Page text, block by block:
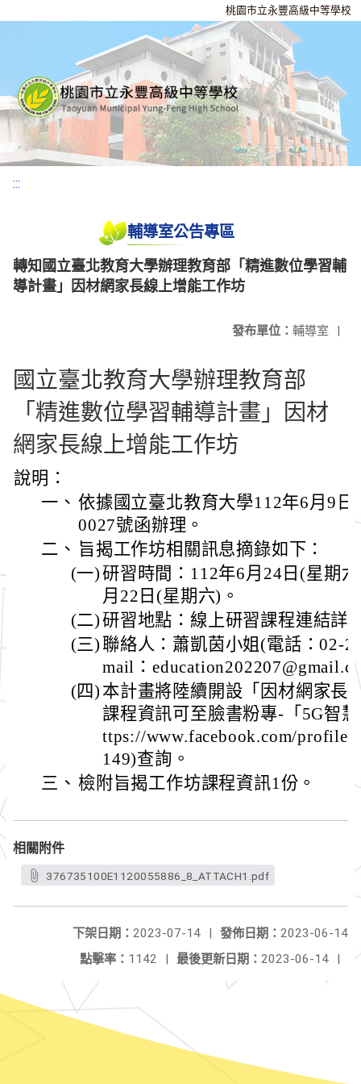
桃園市立永豐高級中等學校
:::
輔導室公告專區
轉知國立臺北教育大學辦理教育部「精進數位學習輔
導計畫」因材網家長線上增能工作坊
發布單位： 輔導室 |
國立臺北教育大學辦理教育部
「精進數位學習輔導計畫」因材
網家長線上增能工作坊
說明：
一、 依據國立臺北教育大學112年6月9
0027號函辦理。
二、 旨揭工作坊相關訊息摘錄如下：
(一)研習時間：112年6月24日(星期
月22日(星期六)。
(二)研習地點：線上研習課程連結詳
(三) 聯絡人：蕭凱茵小姐(電話：02-
mail：
(四) 本計畫將陸續開設「因材網家長
課程資訊可至臉書粉專-「5G智
ttps://www.facebook.com/
149)查詢。
三、 檢附旨揭工作坊課程資訊1份。
相關附件
376735100E1120055886_8_ATTACH1.pdf
發佈日期： 2023-06-14
下架日期： 2023-07-14
|
最後更新日期： 2023-06-14 |
點擊率： 1142 |